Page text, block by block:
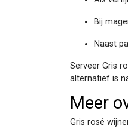
Bij
Naast
Serveer Gris
alternatief is
Meer
Gris rosé